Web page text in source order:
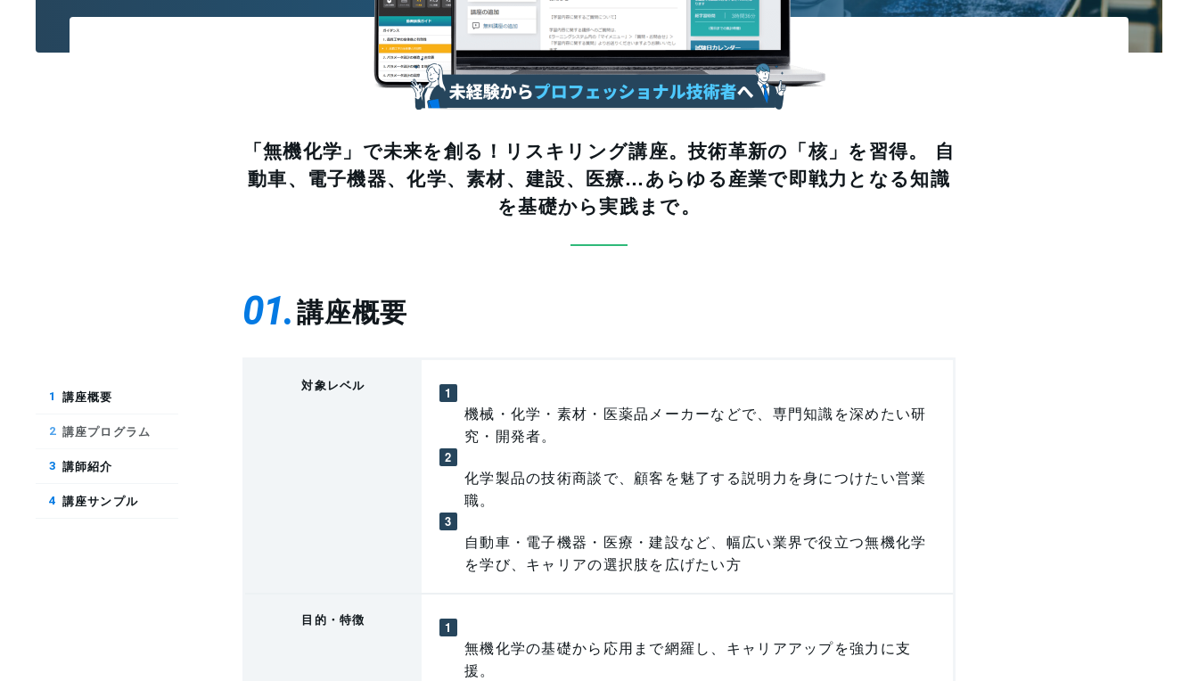
1 講座概要
2 講座プログラム
3 講師紹介
4 講座サンプル
「無機化学」で未来を創る！リスキリング講座。技術革新の「核」を習得。 自
動車、電子機器、化学、素材、建設、医療…あらゆる産業で即戦力となる知識
を基礎から実践まで。
01 講座概要
対象レベル
機械・化学・素材・医薬品メーカーなどで、専門知識を深めたい研
究・開発者。
化学製品の技術商談で、顧客を魅了する説明力を身につけたい営業
職。
自動車・電子機器・医療・建設など、幅広い業界で役立つ無機化学
を学び、キャリアの選択肢を広げたい方
目的・特徴
無機化学の基礎から応用まで網羅し、キャリアアップを強力に支
援。